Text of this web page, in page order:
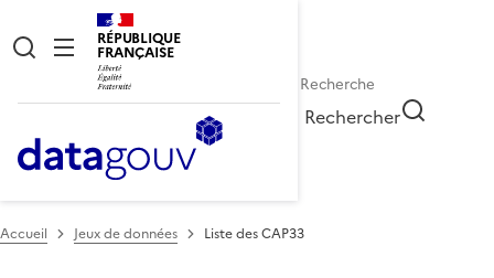
RÉPUBLIQUE
FRANÇAISE
Rechercher
Accueil Jeux de données Liste des CAP33